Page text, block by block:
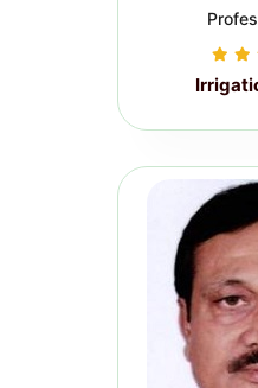
Appointed
Campus
Bihar. (Per...
Read more...